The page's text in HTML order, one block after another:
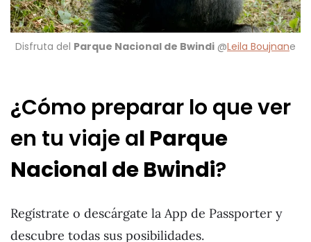
Disfruta del Parque Nacional de Bwindi @Leila Boujnane
¿Cómo preparar lo que ver
en tu viaje al Parque
Nacional de Bwindi?
Regístrate o descárgate la App de Passporter y
descubre todas sus posibilidades.